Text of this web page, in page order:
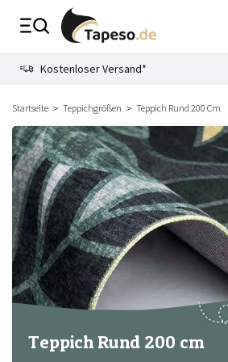
Zusammenbruch
Kostenloser Versand*
Startseite Teppichgrößen Teppich Rund 200 Cm
Teppich Rund 200 cm